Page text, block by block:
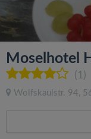
Moselhotel
(1)
Wolfskaulstr. 94,
l
e